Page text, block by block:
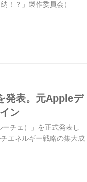
！？」製作委員会）
発表。元Appleデ
ン
チェ）」を正式発表し
エネルギー戦略の集大成